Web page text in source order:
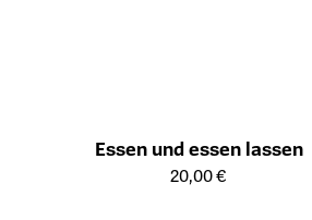
Essen und essen lassen
Öffnet die Detailseite des Produkts
20,00 €